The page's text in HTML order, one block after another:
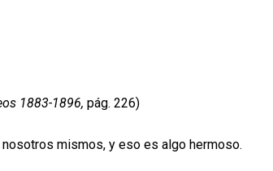
1883-1896, pág. 226)
mismos, y eso es algo hermoso.